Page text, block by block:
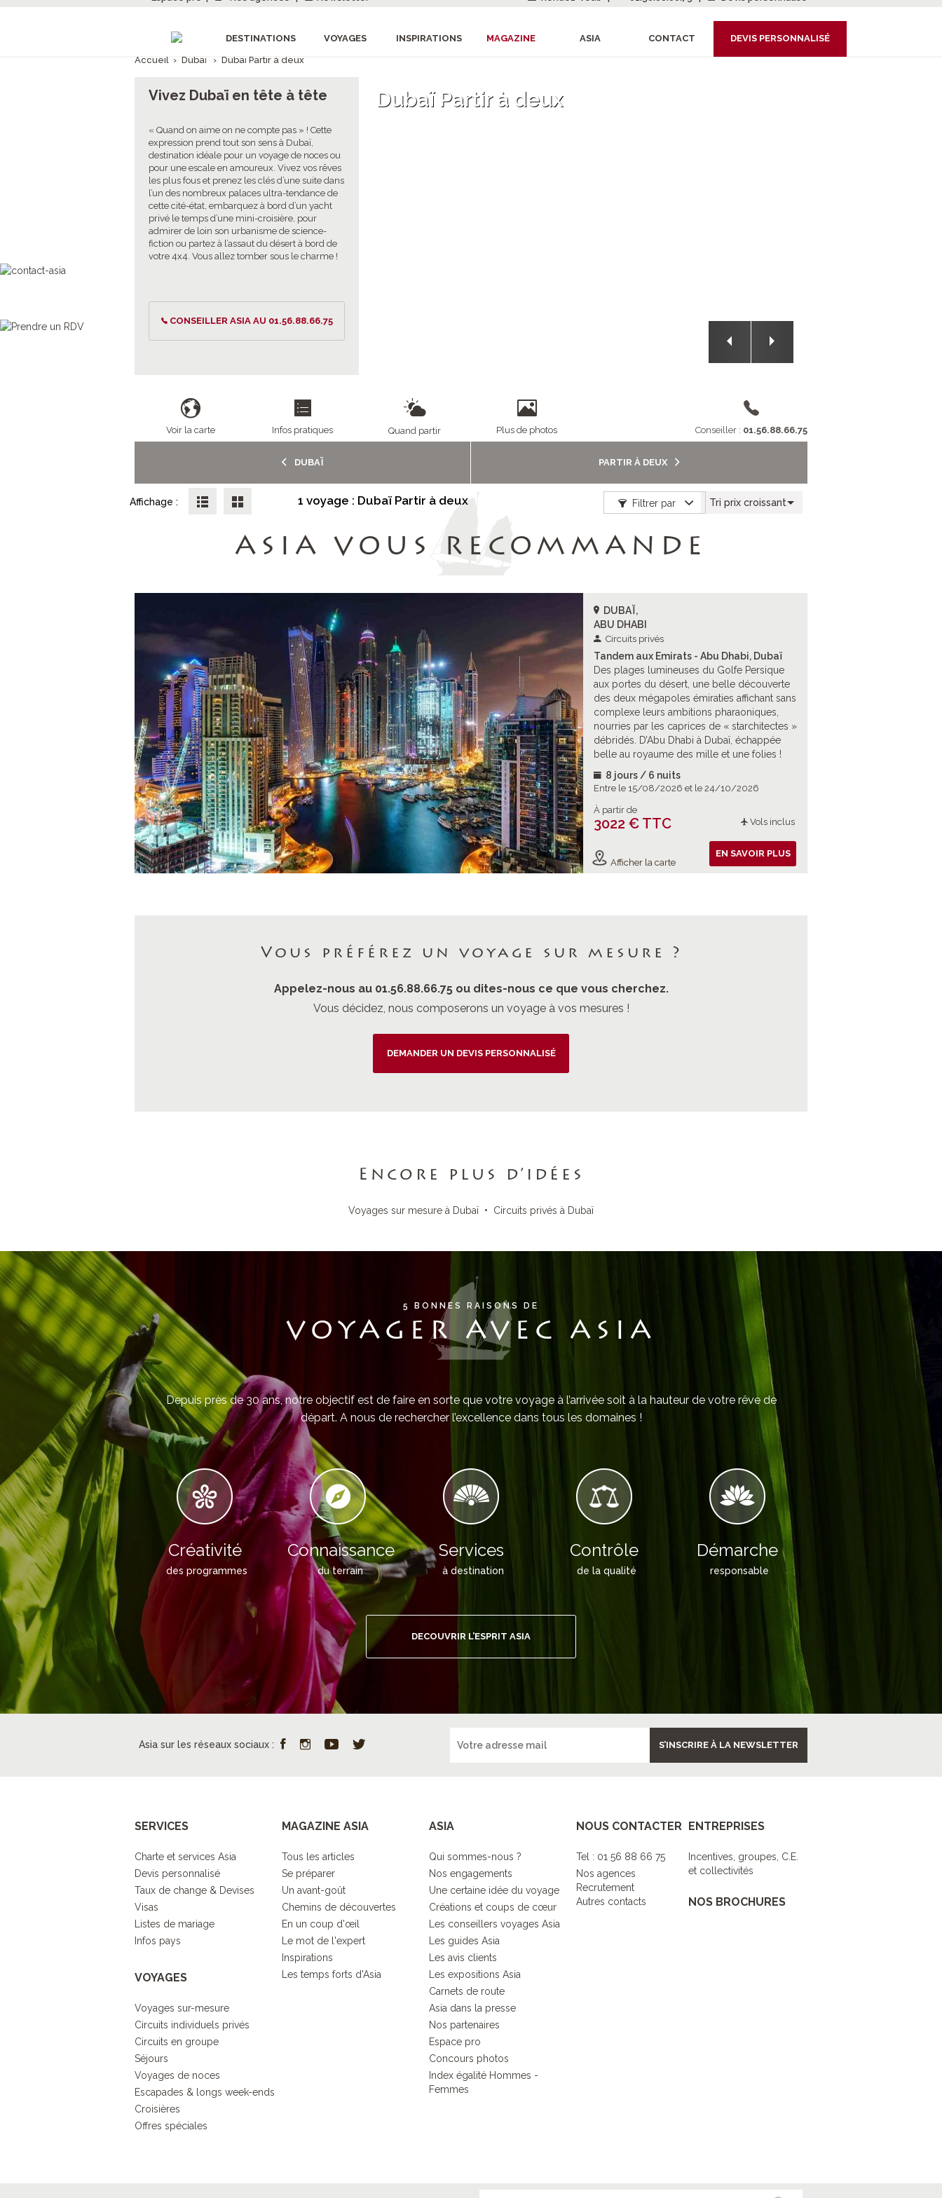
DESTINATIONS VOYAGES INSPIRATIONS MAGAZINE ASIA CONTACT DEVIS PERSONNALISÉ
Accueil › Dubaï › Dubaï Partir à deux
Dubaï Partir à deux
Vivez Dubaï en tête à tête
« Quand on aime on ne compte pas » ! Cette
expression prend tout son sens à Dubaï,
destination idéale pour un voyage de noces ou
pour une escale en amoureux. Vivez vos rêves
les plus fous et prenez les clés d’une suite dans
l’un des nombreux palaces ultra-tendance de
cette cité-état, embarquez à bord d’un yacht
privé le temps d’une mini-croisière, pour
admirer de loin son urbanisme de science-
fiction ou partez à l’assaut du désert à bord de
votre 4x4. Vous allez tomber sous le charme !
CONSEILLER ASIA AU 01.56.88.66.75
Voir la carte Infos pratiques Quand partir Plus de photos Conseiller : 01.56.88.66.75
DUBAÏ PARTIR À DEUX
1 voyage : Dubaï Partir à deux
Affichage : Tri prix croissant
Filtrer par
ASIA VOUS RECOMMANDE
DUBAÏ,
ABU DHABI
Circuits privés
Tandem aux Emirats - Abu Dhabi, Dubaï
Des plages lumineuses du Golfe Persique
aux portes du désert, une belle découverte
des deux mégapoles émiraties affichant sans
complexe leurs ambitions pharaoniques,
nourries par les caprices de « starchitectes »
débridés. D’Abu Dhabi à Dubaï, échappée
belle au royaume des mille et une folies !
8 jours / 6 nuits
Entre le 15/08/2026 et le 24/10/2026
À partir de
3022 € TTC Vols inclus
Afficher la carte
EN SAVOIR PLUS
Vous préférez un voyage sur mesure ?
Appelez-nous au 01.56.88.66.75 ou dites-nous ce que vous cherchez.
Vous décidez, nous composerons un voyage à vos mesures !
DEMANDER UN DEVIS PERSONNALISÉ
Encore plus d’idées
Voyages sur mesure à Dubaï • Circuits privés à Dubaï
5 BONNES RAISONS DE
VOYAGER AVEC ASIA
Depuis près de 30 ans, notre objectif est de faire en sorte que votre voyage à l’arrivée soit à la hauteur de votre rêve de
départ. A nous de rechercher l’excellence dans tous les domaines !
Créativité
des programmes
Connaissance
du terrain
Services
à destination
Contrôle
de la qualité
Démarche
responsable
DECOUVRIR L’ESPRIT ASIA
Asia sur les réseaux sociaux : S’INSCRIRE À LA NEWSLETTER
SERVICES
Charte et services Asia
Devis personnalisé
Taux de change & Devises
Visas
Listes de mariage
Infos pays
VOYAGES
Voyages sur-mesure
Circuits individuels privés
Circuits en groupe
Séjours
Voyages de noces
Escapades & longs week-ends
Croisières
Offres spéciales
MAGAZINE ASIA
Tous les articles
Se préparer
Un avant-goût
Chemins de découvertes
En un coup d'œil
Le mot de l'expert
Inspirations
Les temps forts d'Asia
ASIA
Qui sommes-nous ?
Nos engagements
Une certaine idée du voyage
Créations et coups de cœur
Les conseillers voyages Asia
Les guides Asia
Les avis clients
Les expositions Asia
Carnets de route
Asia dans la presse
Nos partenaires
Espace pro
Concours photos
Index égalité Hommes -
Femmes
NOUS CONTACTER
Tel : 01 56 88 66 75
Nos agences
Recrutement
Autres contacts
ENTREPRISES
Incentives, groupes, C.E.
et collectivités
NOS BROCHURES